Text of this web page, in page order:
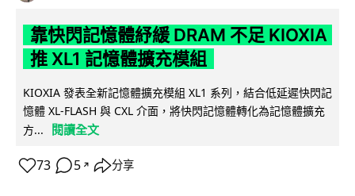
靠快閃記憶體紓緩 DRAM 不足 KIOXIA
推 XL1 記憶體擴充模組
KIOXIA 發表全新記憶體擴充模組 XL1 系列，結合低延遲快閃記
憶體 XL-FLASH 與 CXL 介面，將快閃記憶體轉化為記憶體擴充
方...
閱讀全文
73 5 ↗ 分享